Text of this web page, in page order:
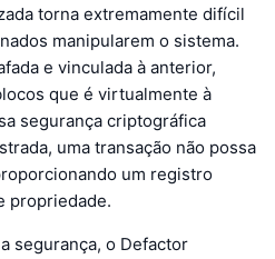
torna extremamente difícil
manipularem o sistema.
e vinculada à anterior,
que é virtualmente à
segurança criptográfica
uma transação não possa
um registro
propriedade.
segurança, o Defactor